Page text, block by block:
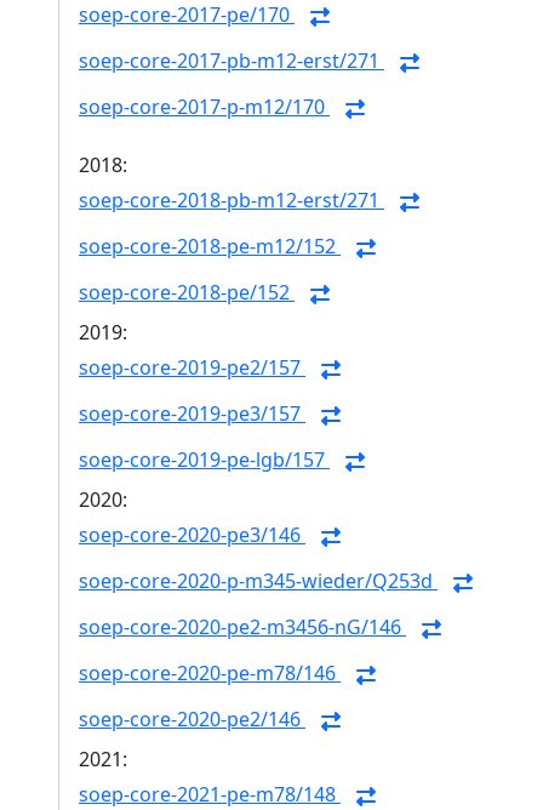
soep-core-2017-pe/170
soep-core-2017-pb-m12-erst/271
soep-core-2017-p-m12/170
2018:
soep-core-2018-pb-m12-erst/271
soep-core-2018-pe-m12/152
soep-core-2018-pe/152
2019:
soep-core-2019-pe2/157
soep-core-2019-pe3/157
soep-core-2019-pe-lgb/157
2020:
soep-core-2020-pe3/146
soep-core-2020-p-m345-wieder/Q253d
soep-core-2020-pe2-m3456-nG/146
soep-core-2020-pe-m78/146
soep-core-2020-pe2/146
2021:
soep-core-2021-pe-m78/148